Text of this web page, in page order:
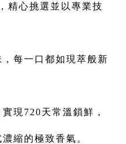
精心挑選並以專業技
每一口都如現萃般新
現720天常溫鎖鮮，
縮的極致香氣。